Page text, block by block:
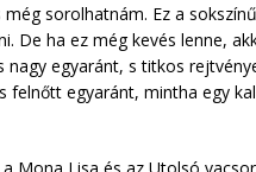
sorolhatnám. Ez a
De ha ez még kevés lenne,
egyaránt, s titkos
egyaránt, mintha egy
Mona Lisa és az Utolsó